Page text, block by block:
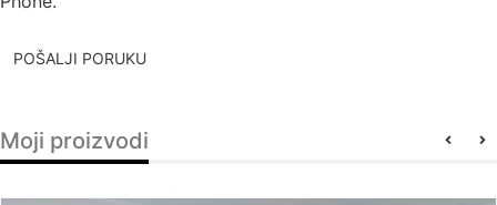
POŠALJI PORUKU
Moji proizvodi